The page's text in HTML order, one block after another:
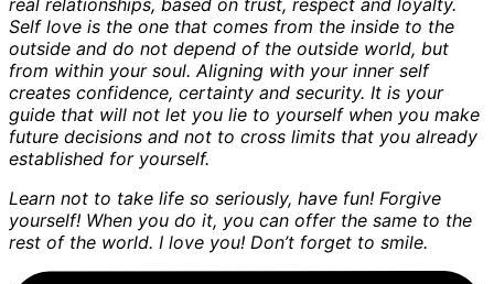
real relationships, based on trust, respect and loyalty.
Self love is the one that comes from the inside to the
outside and do not depend of the outside world, but
from within your soul. Aligning with your inner self
creates confidence, certainty and security. It is your
guide that will not let you lie to yourself when you make
future decisions and not to cross limits that you already
established for yourself.
Learn not to take life so seriously, have fun! Forgive
yourself! When you do it, you can offer the same to the
rest of the world. I love you! Don’t forget to smile.